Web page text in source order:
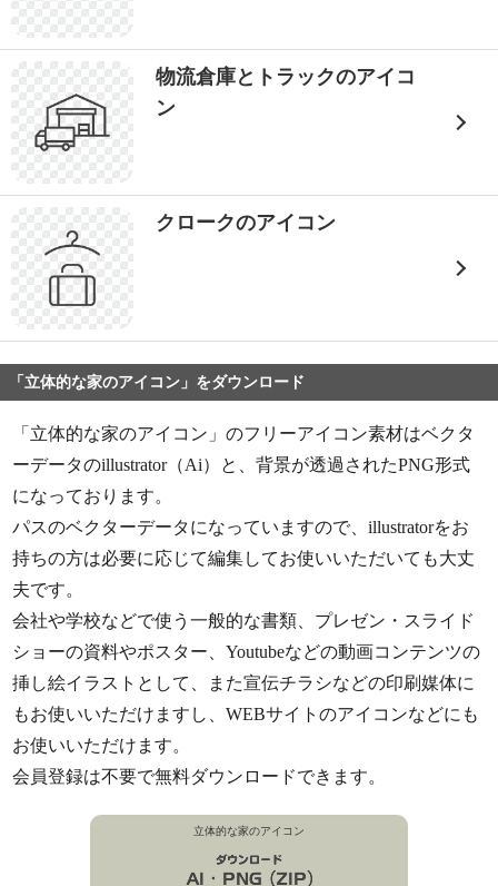
物流倉庫とトラックのアイコ
ン
クロークのアイコン
「立体的な家のアイコン」をダウンロード
「立体的な家のアイコン」のフリーアイコン素材はベクタ
ーデータのillustrator（Ai）と、背景が透過されたPNG形式
になっております。
パスのベクターデータになっていますので、illustratorをお
持ちの方は必要に応じて編集してお使いいただいても大丈
夫です。
会社や学校などで使う一般的な書類、プレゼン・スライド
ショーの資料やポスター、Youtubeなどの動画コンテンツの
挿し絵イラストとして、また宣伝チラシなどの印刷媒体に
もお使いいただけますし、WEBサイトのアイコンなどにも
お使いいただけます。
会員登録は不要で無料ダウンロードできます。
立体的な家のアイコン